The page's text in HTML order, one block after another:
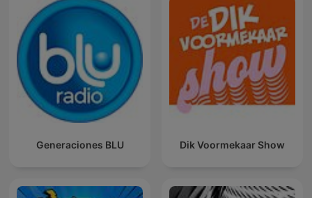
Generaciones BLU Dik Voormekaar Show